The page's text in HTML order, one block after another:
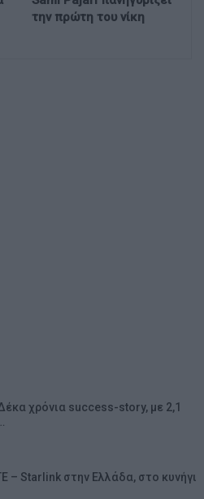
την πρώτη του νίκη
χρόνια success-story, με 2,1
– Starlink στην Ελλάδα, στο κυνήγι